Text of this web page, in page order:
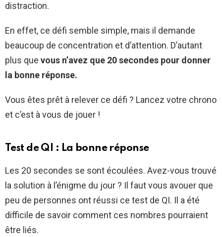
distraction.
En effet, ce défi semble simple, mais il demande
beaucoup de concentration et d’attention. D’autant
plus que vous n’avez que 20 secondes pour donner
la bonne réponse.
Vous êtes prêt à relever ce défi ? Lancez votre chrono
et c’est à vous de jouer !
Test de QI : La bonne réponse
Les 20 secondes se sont écoulées. Avez-vous trouvé
la solution à l’énigme du jour ? Il faut vous avouer que
peu de personnes ont réussi ce test de QI. Il a été
difficile de savoir comment ces nombres pourraient
être liés.